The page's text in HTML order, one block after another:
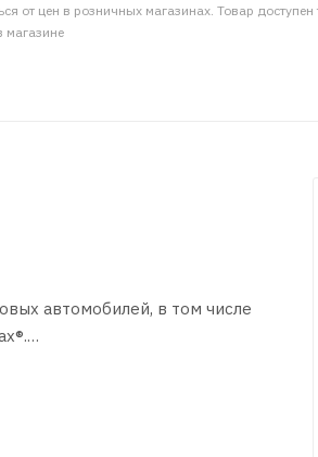
от цен в розничных магазинах. Товар
магазине
автомобилей, в том числе
период эксплуатации.